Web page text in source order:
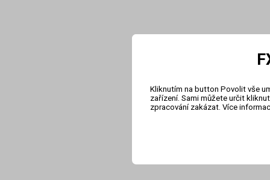
Kliknutím na button Povolit vše
zařízení. Sami můžete určit
zpracování zakázat. Více